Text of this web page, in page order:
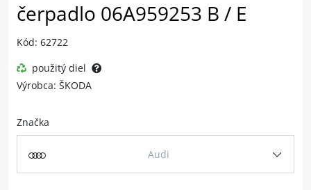
čerpadlo 06A959253 B / E
Kód: 62722
použitý diel
Výrobca: ŠKODA
Značka
Audi